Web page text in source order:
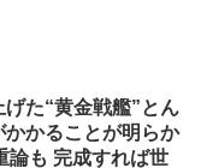
げた“黄金戦艦”とん
かることが明らか
論も 完成すれば世